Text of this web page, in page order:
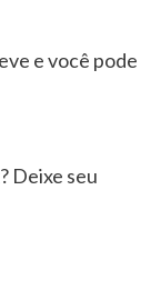
e você pode
Deixe seu